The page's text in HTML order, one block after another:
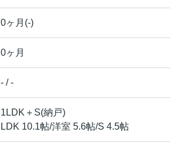
0ヶ月(-)
0ヶ月
- / -
1LDK＋S(納戸)
LDK 10.1帖/洋室 5.6帖/S 4.5帖